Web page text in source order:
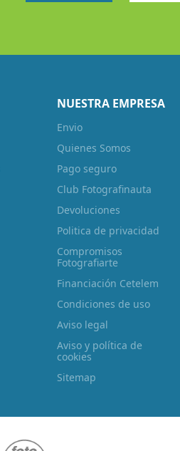
NUESTRA EMPRESA
Envio
Quienes Somos
Pago seguro
Club Fotografinauta
Devoluciones
Politica de privacidad
Compromisos
Fotografiarte
Financiación Cetelem
Condiciones de uso
Aviso legal
Aviso y política de
cookies
Sitemap